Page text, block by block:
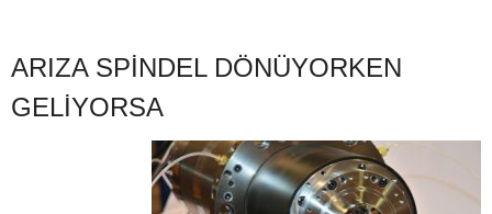
ARIZA SPİNDEL DÖNÜYORKEN
GELİYORSA